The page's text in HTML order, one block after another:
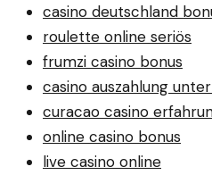
casino deutschland
roulette online seriös
frumzi casino bonus
casino auszahlung
curacao casino
online casino bonus
live casino online